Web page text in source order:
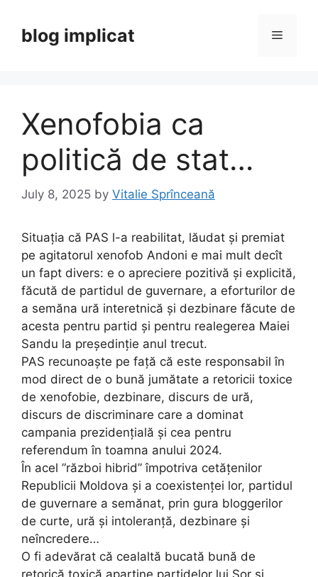
contentblog implicat Menu
Xenofobia ca
politică de stat…
July 8, 2025 by Vitalie Sprînceană
Situația că PAS l-a reabilitat, lăudat și premiat
pe agitatorul xenofob Andoni e mai mult decît
un fapt divers: e o apreciere pozitivă și explicită,
făcută de partidul de guvernare, a eforturilor de
a semăna ură interetnică și dezbinare făcute de
acesta pentru partid și pentru realegerea Maiei
Sandu la președinție anul trecut.
PAS recunoaște pe față că este responsabil în
mod direct de o bună jumătate a retoricii toxice
de xenofobie, dezbinare, discurs de ură,
discurs de discriminare care a dominat
campania prezidențială și cea pentru
referendum în toamna anului 2024.
În acel ”război hibrid” împotriva cetățenilor
Republicii Moldova și a coexistenței lor, partidul
de guvernare a semănat, prin gura bloggerilor
de curte, ură și intoleranță, dezbinare și
neîncredere…
O fi adevărat că cealaltă bucată bună de
retorică toxică aparține partidelor lui Șor și